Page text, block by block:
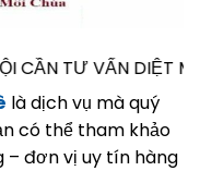
MỐI TẬN GỐC –
là dịch vụ mà quý
có thể tham khảo
– đơn vị uy tín hàng